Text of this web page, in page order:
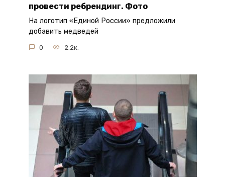
провести ребрендинг. Фото
На логотип «Единой России» предложили
добавить медведей
0 2.2к.